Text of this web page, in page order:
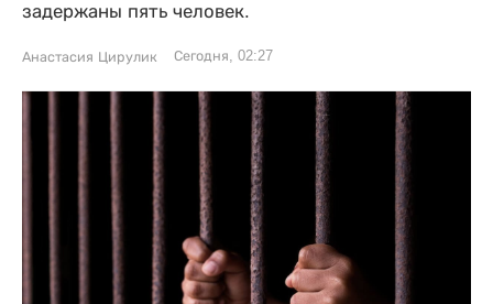
задержаны пять человек.
Анастасия Цирулик Сегодня, 02:27